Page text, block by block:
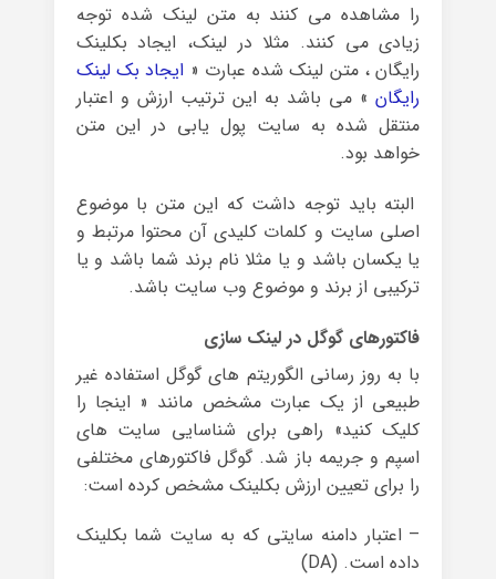
را مشاهده می­ کنند به متن لینک شده توجه
زیادی می کنند. مثلا در لینک، ایجاد بکلینک
رایگان ، متن لینک شده عبارت « ایجاد بک لینک
رایگان» می باشد به این ترتیب ارزش و اعتبار
منتقل شده به سایت پول یابی در این متن
خواهد بود.
البته باید توجه داشت که این متن با موضوع
اصلی سایت و کلمات کلیدی آن محتوا مرتبط و
یا یکسان باشد و یا مثلا نام برند شما باشد و یا
ترکیبی از برند و موضوع وب سایت باشد.
فاکتورهای گوگل در لینک سازی
با به روز رسانی الگوریتم های گوگل استفاده غیر
طبیعی از یک عبارت مشخص مانند « اینجا را
کلیک کنید» راهی برای شناسایی سایت های
اسپم و جریمه باز شد. گوگل فاکتورهای مختلفی
را برای تعیین ارزش بکلینک مشخص کرده است:
– اعتبار دامنه سایتی که به سایت شما بکلینک
داده است. (DA)